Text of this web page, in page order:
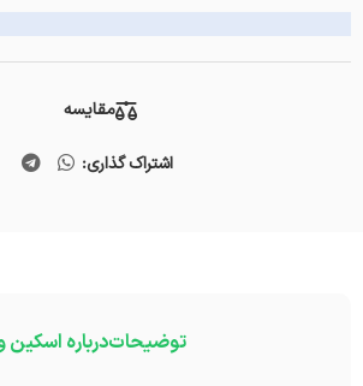
مقایسه
اشتراک گذاری:
توضیحاتدرباره اسکین